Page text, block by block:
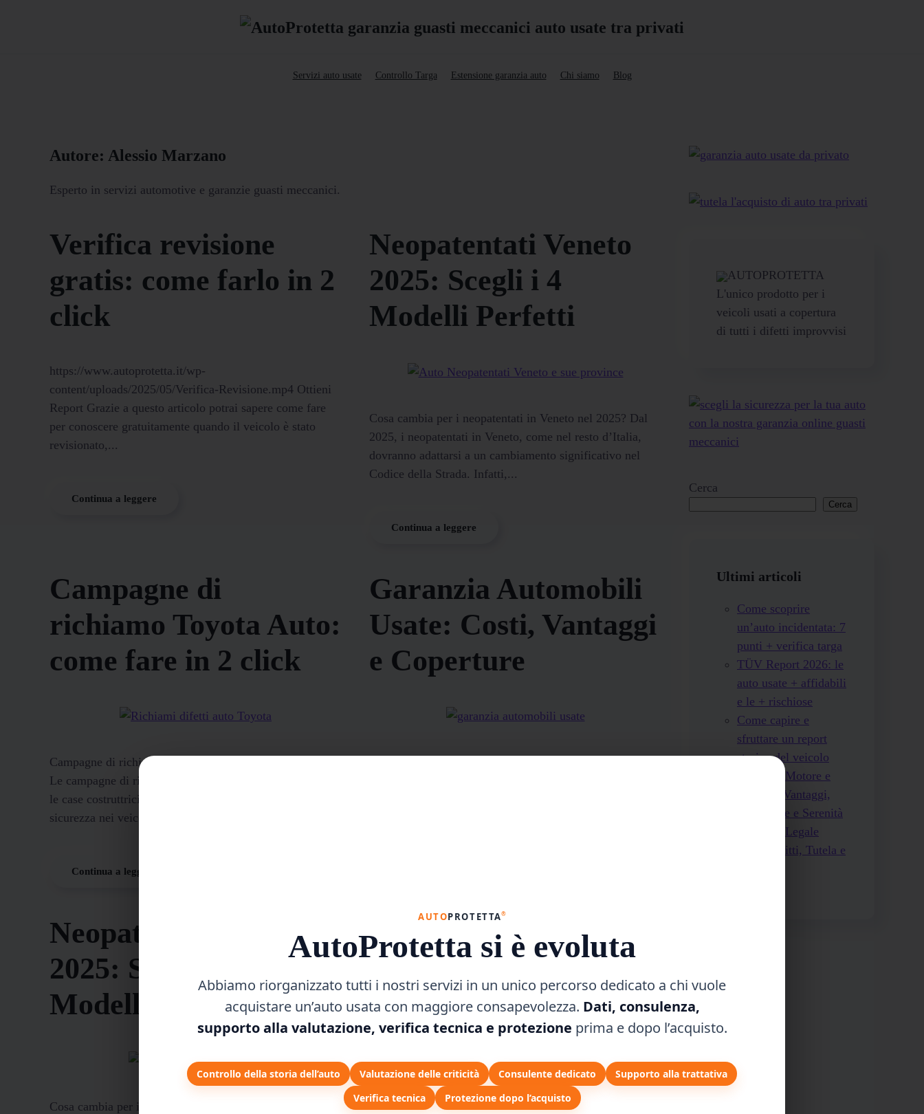
Servizi auto usate Controllo Targa Estensione garanzia auto Chi siamo Blog
Autore: Alessio Marzano
Esperto in servizi automotive e garanzie guasti meccanici.
Verifica revisione
gratis: come farlo in 2
click
https://www.autoprotetta.it/wp-
content/uploads/2025/05/Verifica-Revisione.mp4 Ottieni
Report Grazie a questo articolo potrai sapere come fare
per conoscere gratuitamente quando il veicolo è stato
revisionato,...
Continua a leggere
Neopatentati Veneto
2025: Scegli i 4
Modelli Perfetti
Cosa cambia per i neopatentati in Veneto nel 2025? Dal
2025, i neopatentati in Veneto, come nel resto d’Italia,
dovranno adattarsi a un cambiamento significativo nel
Codice della Strada. Infatti,...
Continua a leggere
Campagne di
richiamo Toyota Auto:
come fare in 2 click
Campagne di richiamo Toyota auto: Problemi e soluzioni
Le campagne di richiamo auto sono azioni importanti che
le case costruttrici attuano per risolvere problemi di
sicurezza nei veicoli. Questi richiami...
Continua a leggere
Garanzia Automobili
Usate: Costi, Vantaggi
e Coperture
Neopatentati Lazio
2025: Scegli i 4
Modelli Perfetti
Cosa cambia per i neopatentati in Lazio nel 2025? Dal
Finanziamento Auto
Usate: Guida a Rate e
Garanzie Sicure
Acquisto auto usate a rate – Tutto sul finanziamento e le
AUTOPROTETTA
L'unico prodotto per i
veicoli usati a copertura
di tutti i difetti improvvisi
Cerca
Cerca
Ultimi articoli
Come scoprire
un’auto incidentata: 7
punti + verifica targa
TÜV Report 2026: le
auto usate + affidabili
e le + rischiose
Come capire e
sfruttare un report
storico del veicolo
Garanzia Motore e
Cambio: Vantaggi,
Protezione e Serenità
Garanzia Legale
Auto: Diritti, Tutela e
AUTOPROTETTA®
AutoProtetta si è evoluta
Abbiamo riorganizzato tutti i nostri servizi in un unico percorso dedicato a chi vuole
acquistare un’auto usata con maggiore consapevolezza. Dati, consulenza,
supporto alla valutazione, verifica tecnica e protezione prima e dopo l’acquisto.
Controllo della storia dell’auto Valutazione delle criticità Consulente dedicato
Supporto alla trattativa
Verifica tecnica
Protezione dopo l’acquisto